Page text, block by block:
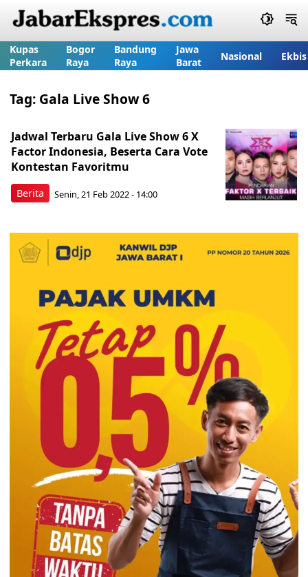
Kupas
Perkara
Bogor
Raya
Bandung
Raya
Jawa
Barat
Nasional Ekbis
Tag: Gala Live Show 6
Berita
Jadwal Terbaru Gala Live Show 6 X
Factor Indonesia, Beserta Cara Vote
Kontestan Favoritmu
Senin, 21 Feb 2022 - 14:00